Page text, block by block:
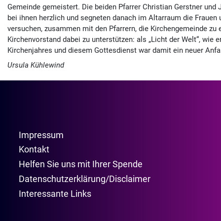
Gemeinde gemeistert. Die beiden Pfarrer Christian Gerstner
bei ihnen herzlich und segneten danach im Altarraum die
versuchen, zusammen mit den Pfarrern, die Kirchengemeinde
Kirchenvorstand dabei zu unterstützen: als „Licht der Welt“,
Kirchenjahres und diesem Gottesdienst war damit ein neuer
Ursula Kühlewind
Impressum
Kontakt
Helfen Sie uns mit Ihrer Spende
Datenschutzerklärung/Disclaimer
Interessante Links